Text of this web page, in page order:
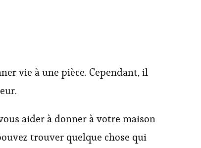
vie à une pièce. Cependant, il
aider à donner à votre maison
trouver quelque chose qui